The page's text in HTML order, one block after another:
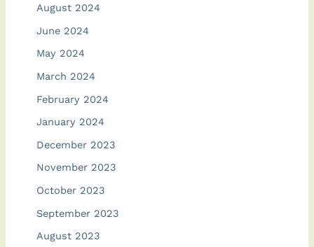
August 2024
June 2024
May 2024
March 2024
February 2024
January 2024
December 2023
November 2023
October 2023
September 2023
August 2023